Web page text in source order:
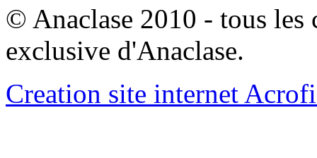
© Anaclase 2010 - tous les
exclusive d'Anaclase.
Creation site internet